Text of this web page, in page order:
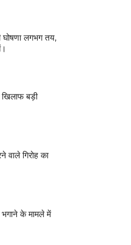
घोषणा लगभग तय,
बड़ी
वाले गिरोह का
के मामले में